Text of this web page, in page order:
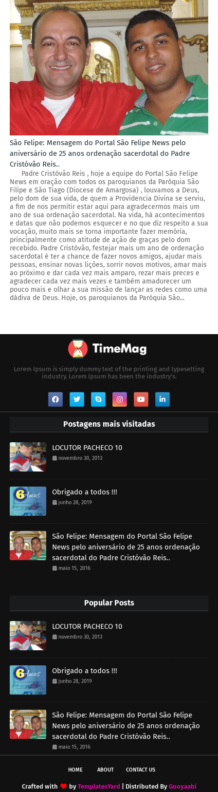
São Felipe: Mensagem do Portal São Felipe News pelo
aniversário de 25 anos ordenação sacerdotal do Padre
Cristóvão Reis..
Padre Cristóvão Reis , hoje a equipe do Portal São Felipe
News em oração com todos os paroquianos da Paróquia São
Filipe e São Tiago (Diocese de Amargosa) , louvamos a Deus,
pelo dom de sua vida, de quem a Providencia Divina se serviu,
a fim de nos permitir estar aqui para agradecermos mais um
ano de sua ordenação sacerdotal. Na vida, há acontecimentos
e datas que não podemos esquecer e no que diz respeito a sua
vocação, muito mais se torna importante fazer memória,
principalmente como atitude de ação de graças pelo dom
recebido. Padre Cristóvão, festejar mais um ano de ordenação
sacerdotal é ter a chance de fazer novos amigos, ajudar mais
pessoas, ensinar novas lições, sorrir novos motivos, amar mais
ao próximo e dar cada vez mais amparo, rezar mais preces e
agradecer cada vez mais vezes e também amadurecer um
pouco mais e olhar a sua missão de lançar as redes como uma
dádiva de Deus. Hoje, os paroquianos da Paróquia São...
Lorem Ipsum is simply dummy text of the printing and typesetting
industry. Lorem Ipsum has been the industry's.
Postagens mais visitadas
LOCUTOR PACHECO 10
novembro 30, 2013
Obrigado a todos !!!
junho 28, 2019
São Felipe: Mensagem do Portal São Felipe
News pelo aniversário de 25 anos ordenação
sacerdotal do Padre Cristóvão Reis..
maio 15, 2016
Popular Posts
LOCUTOR PACHECO 10
novembro 30, 2013
Obrigado a todos !!!
junho 28, 2019
São Felipe: Mensagem do Portal São Felipe
News pelo aniversário de 25 anos ordenação
sacerdotal do Padre Cristóvão Reis..
maio 15, 2016
HOME ABOUT CONTACT US
Crafted with by TemplatesYard | Distributed By Gooyaabi